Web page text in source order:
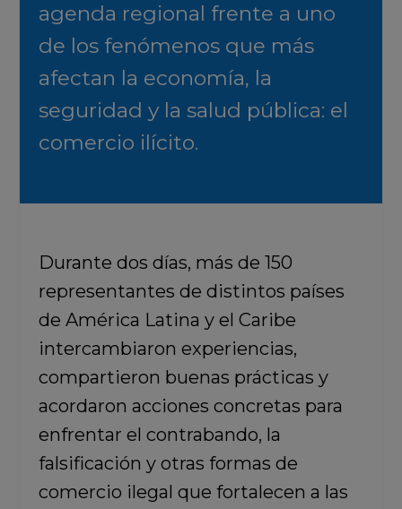
agenda regional frente a uno
de los fenómenos que más
afectan la economía, la
seguridad y la salud pública: el
comercio ilícito.
Durante dos días, más de 150
representantes de distintos países
de América Latina y el Caribe
intercambiaron experiencias,
compartieron buenas prácticas y
acordaron acciones concretas para
enfrentar el contrabando, la
falsificación y otras formas de
comercio ilegal que fortalecen a las